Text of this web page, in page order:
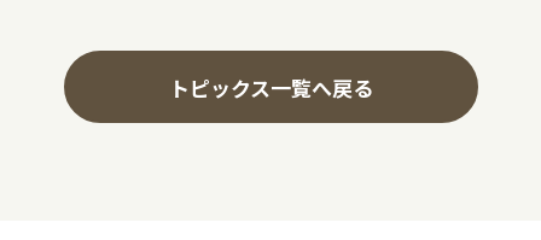
トピックス一覧へ戻る